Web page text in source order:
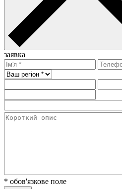
заявка
* обов'язкове поле